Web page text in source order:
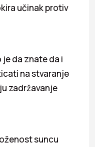
učinak protiv
da znate da i
na stvaranje
zadržavanje
suncu